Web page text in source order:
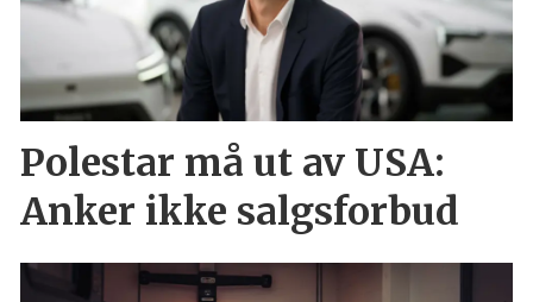
Polestar må ut av USA:
Anker ikke salgsforbud